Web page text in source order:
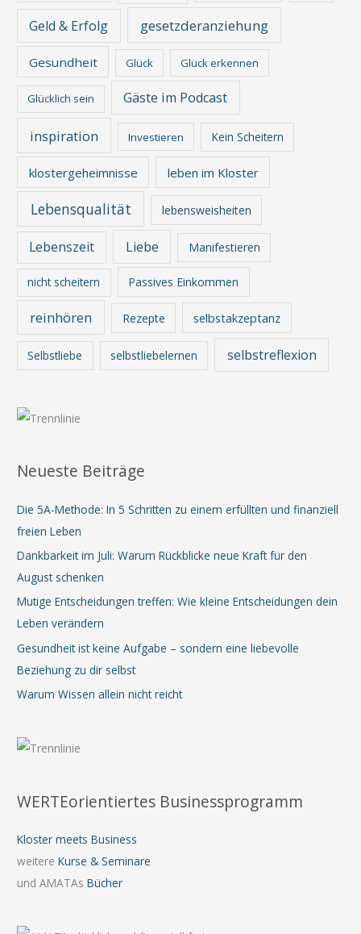
Geld & Erfolg gesetzderanziehung
Gesundheit Glück Glück erkennen
Glücklich sein Gäste im Podcast
inspiration Investieren Kein Scheitern
klostergeheimnisse leben im Kloster
Lebensqualität lebensweisheiten
Lebenszeit Liebe Manifestieren
nicht scheitern Passives Einkommen
reinhören Rezepte selbstakzeptanz
Selbstliebe selbstliebelernen selbstreflexion
Neueste Beiträge
Die 5A-Methode: In 5 Schritten zu einem erfüllten und finanziell
freien Leben
Dankbarkeit im Juli: Warum Rückblicke neue Kraft für den
August schenken
Mutige Entscheidungen treffen: Wie kleine Entscheidungen dein
Leben verändern
Gesundheit ist keine Aufgabe – sondern eine liebevolle
Beziehung zu dir selbst
Warum Wissen allein nicht reicht
WERTEorientiertes Businessprogramm
Kloster meets Business
weitereKurse & Seminare
und AMATAsBücher